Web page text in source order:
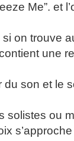
Me”. et
on trouve
une
son et le
solistes ou